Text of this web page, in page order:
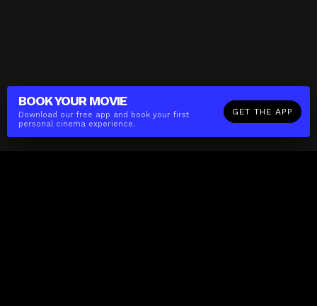
BOOK YOUR MOVIE
Download our free app and book your first
personal cinema experience.
GET THE APP